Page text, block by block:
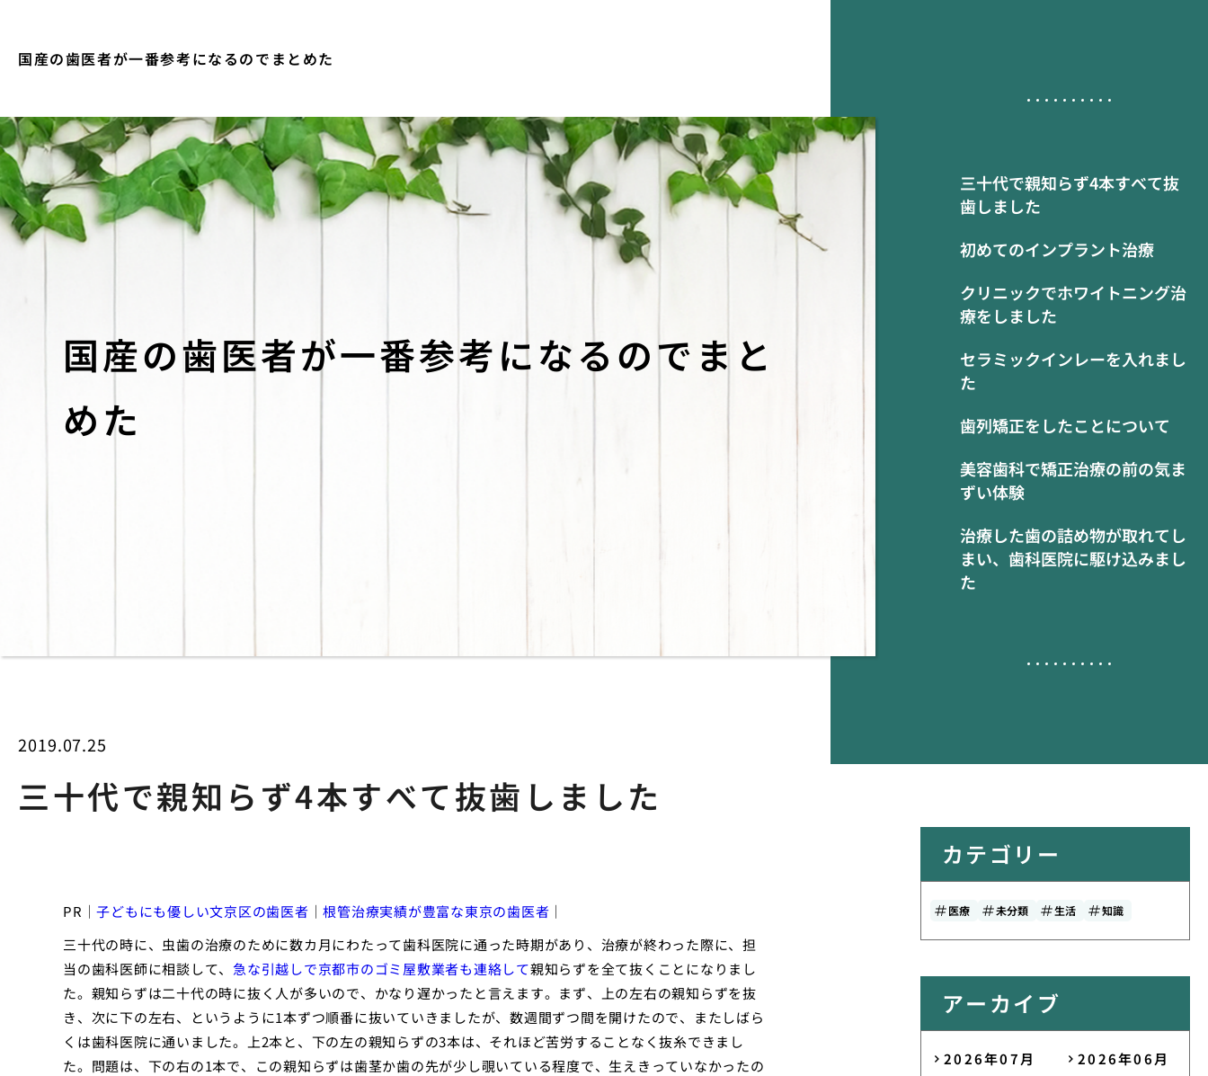
国産の歯医者が一番参考になるのでまとめた
国産の歯医者が一番参考になるのでまと
めた
三十代で親知らず4本すべて抜
歯しました
初めてのインプラント治療
クリニックでホワイトニング治
療をしました
セラミックインレーを入れまし
た
歯列矯正をしたことについて
美容歯科で矯正治療の前の気ま
ずい体験
治療した歯の詰め物が取れてし
まい、歯科医院に駆け込みまし
た
2019.07.25
三十代で親知らず4本すべて抜歯しました
PR｜子どもにも優しい文京区の歯医者 ｜根管治療実績が豊富な東京の歯医者 ｜
三十代の時に、虫歯の治療のために数カ月にわたって歯科医院に通った時期があり、治療が終わった際に、担
当の歯科医師に相談して、 急な引越しで京都市のゴミ屋敷業者も連絡して親知らずを全て抜くことになりまし
た。親知らずは二十代の時に抜く人が多いので、かなり遅かったと言えます。まず、上の左右の親知らずを抜
き、次に下の左右、というように1本ずつ順番に抜いていきましたが、数週間ずつ間を開けたので、またしばら
くは歯科医院に通いました。上2本と、下の左の親知らずの3本は、それほど苦労することなく抜糸できまし
た。問題は、下の右の1本で、この親知らずは歯茎か歯の先が少し覗いている程度で、生えきっていなかったの
カテゴリー
医療 未分類 生活 知識
アーカイブ
2026年07月
2026年06月